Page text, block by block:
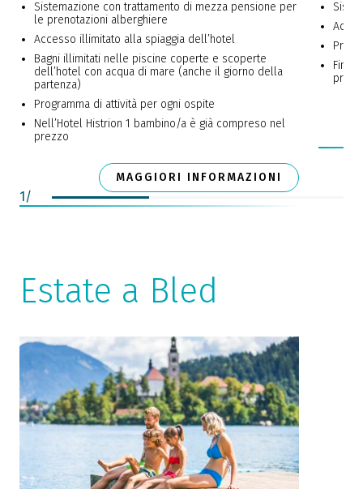
Sistemazione con trattamento di mezza pensione per
le prenotazioni alberghiere
Accesso illimitato alla spiaggia dell’hotel
Bagni illimitati nelle piscine coperte e scoperte
dell’hotel con acqua di mare (anche il giorno della
partenza)
Programma di attività per ogni ospite
Nell’Hotel Histrion 1 bambino/a è già compreso nel
prezzo
MAGGIORI INFORMAZIONI
Fino
1/
Estate a Bled